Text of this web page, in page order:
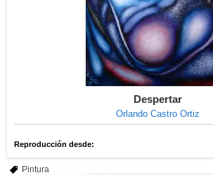
Despertar
Orlando Castro Ortiz
Reproducción desde:
Pintura